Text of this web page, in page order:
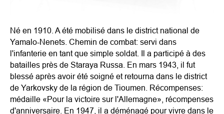
Né en 1910. A été mobilisé dans le district national de
Yamalo-Nenets. Chemin de combat: servi dans
l'infanterie en tant que simple soldat. Il a participé à des
batailles près de Staraya Russa. En mars 1943, il fut
blessé après avoir été soigné et retourna dans le district
de Yarkovsky de la région de Tioumen. Récompenses:
médaille «Pour la victoire sur l'Allemagne», récompenses
d'anniversaire. En 1947, il a déménagé pour vivre dans le